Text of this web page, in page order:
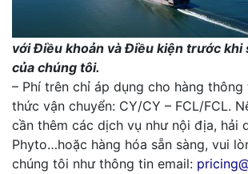
với Điều khoản và Điều kiện trước khi
của chúng tôi.
– Phí trên chỉ áp dụng cho hàng thông
thức vận chuyển: CY/CY – FCL/FCL.
cần thêm các dịch vụ như nội địa, hải
Phyto…hoặc hàng hóa sẵn sàng, vui
chúng tôi như thông tin email: